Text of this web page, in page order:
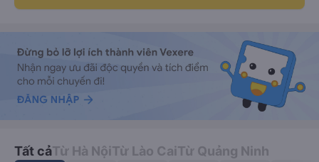
Tất cảTừ Hà NộiTừ Lào CaiTừ Quảng Ninh